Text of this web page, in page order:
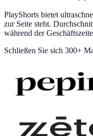
PlayShorts bietet
zur Seite steht.
während der
Schließen Sie sich 300+